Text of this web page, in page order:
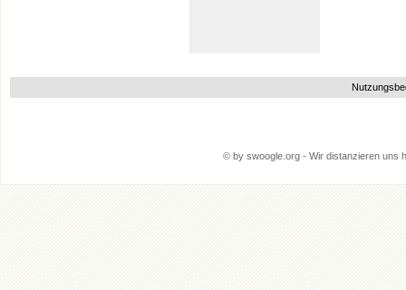
© by swoogle.org - Wir distanzieren uns